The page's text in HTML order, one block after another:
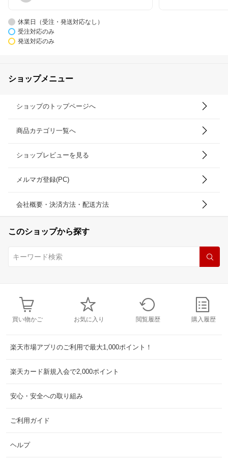
休業日（受注・発送対応なし）
受注対応のみ
発送対応のみ
ショップメニュー
ショップのトップページへ
商品カテゴリ一覧へ
ショップレビューを見る
メルマガ登録(PC)
会社概要・決済方法・配送方法
このショップから探す
買い物かご お気に入り 閲覧履歴 購入履歴
楽天市場アプリのご利用で最大1,000ポイント！
楽天カード新規入会で2,000ポイント
安心・安全への取り組み
ご利用ガイド
ヘルプ